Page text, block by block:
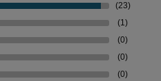
(23)
(1)
(0)
(0)
(0)